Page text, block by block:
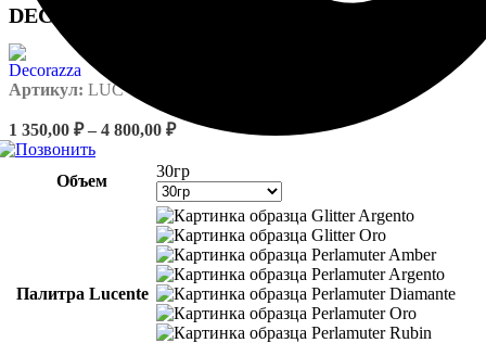
DECORAZZA Lucente Декоративная добавка
Артикул: LUC
1 350,00 ₽ – 4 800,00 ₽Диапазон
1
350,00 ₽
–
4
800,00 ₽
Объем
30гр
Палитра Lucente
Glitter Argento
Glitter Oro
Perlamuter Amber
Perlamuter Argento
Perlamuter Diamante
Perlamuter Oro
Perlamuter Rubin